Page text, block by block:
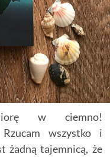
w ciemno!
Rzucam wszystko i
żadną tajemnicą, że